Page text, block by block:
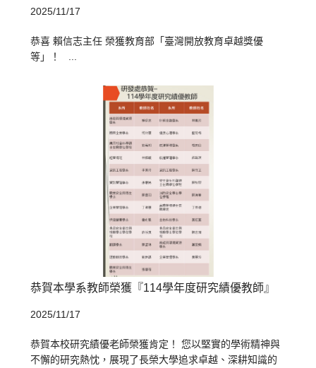
2025/11/17
恭喜 賴信志主任 榮獲教育部「臺灣開放教育卓越獎優
等」！ ...
恭賀本學系教師榮獲『114學年度研究績優教師』
2025/11/17
恭賀本校研究績優老師榮獲肯定！ 您以堅實的學術精神與
不懈的研究熱忱，展現了長榮大學追求卓越、深耕知識的